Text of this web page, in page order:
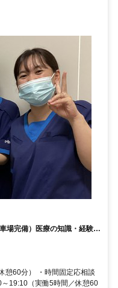
場完備）医療の知識・経験不
憩60分） ・時間固定応相談
～19:10（実働5時間／休憩60